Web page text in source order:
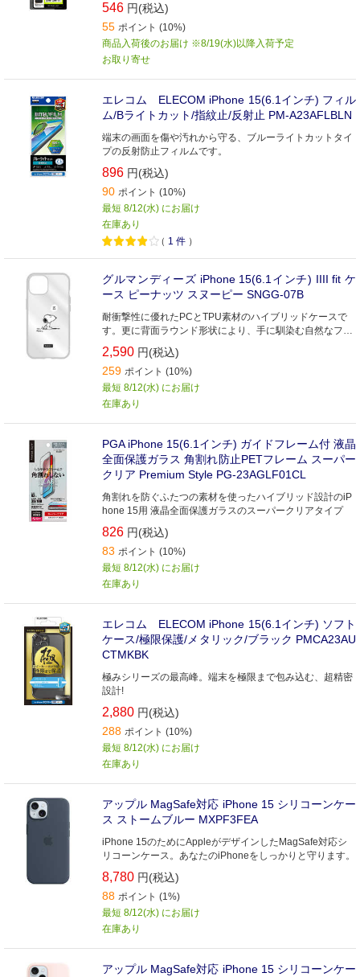
546 円(税込)
55 ポイント (10%)
商品入荷後のお届け ※8/19(水)以降入荷予定
お取り寄せ
エレコム ELECOM iPhone 15(6.1インチ) フィル
ム/Bライトカット/指紋止/反射止 PM-A23AFLBLN
端末の画面を傷や汚れから守る、ブルーライトカットタイ
プの反射防止フィルムです。
896 円(税込)
90 ポイント (10%)
最短 8/12(水) にお届け
在庫あり
（ 1 件 ）
グルマンディーズ iPhone 15(6.1インチ) IIII fit ケ
ース ピーナッツ スヌーピー SNGG-07B
耐衝撃性に優れたPCとTPU素材のハイブリッドケースで
す。更に背面ラウンド形状により、手に馴染む自然なフィ
ット感です。
2,590 円(税込)
259 ポイント (10%)
最短 8/12(水) にお届け
在庫あり
PGA iPhone 15(6.1インチ) ガイドフレーム付 液晶
全面保護ガラス 角割れ防止PETフレーム スーパー
クリア Premium Style PG-23AGLF01CL
角割れを防ぐふたつの素材を使ったハイブリッド設計のiP
hone 15用 液晶全面保護ガラスのスーパークリアタイプ
826 円(税込)
83 ポイント (10%)
最短 8/12(水) にお届け
在庫あり
エレコム ELECOM iPhone 15(6.1インチ) ソフト
ケース/極限保護/メタリック/ブラック PMCA23AU
CTMKBK
極みシリーズの最高峰。端末を極限まで包み込む、超精密
設計!
2,880 円(税込)
288 ポイント (10%)
最短 8/12(水) にお届け
在庫あり
アップル MagSafe対応 iPhone 15 シリコーンケー
ス ストームブルー MXPF3FEA
iPhone 15のためにAppleがデザインしたMagSafe対応シ
リコーンケース。あなたのiPhoneをしっかりと守ります。
8,780 円(税込)
88 ポイント (1%)
最短 8/12(水) にお届け
在庫あり
アップル MagSafe対応 iPhone 15 シリコーンケー